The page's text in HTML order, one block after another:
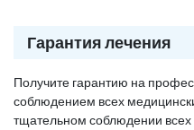
Гарантия лечения
Получите гарантию на
соблюдением всех
тщательном соблюдении